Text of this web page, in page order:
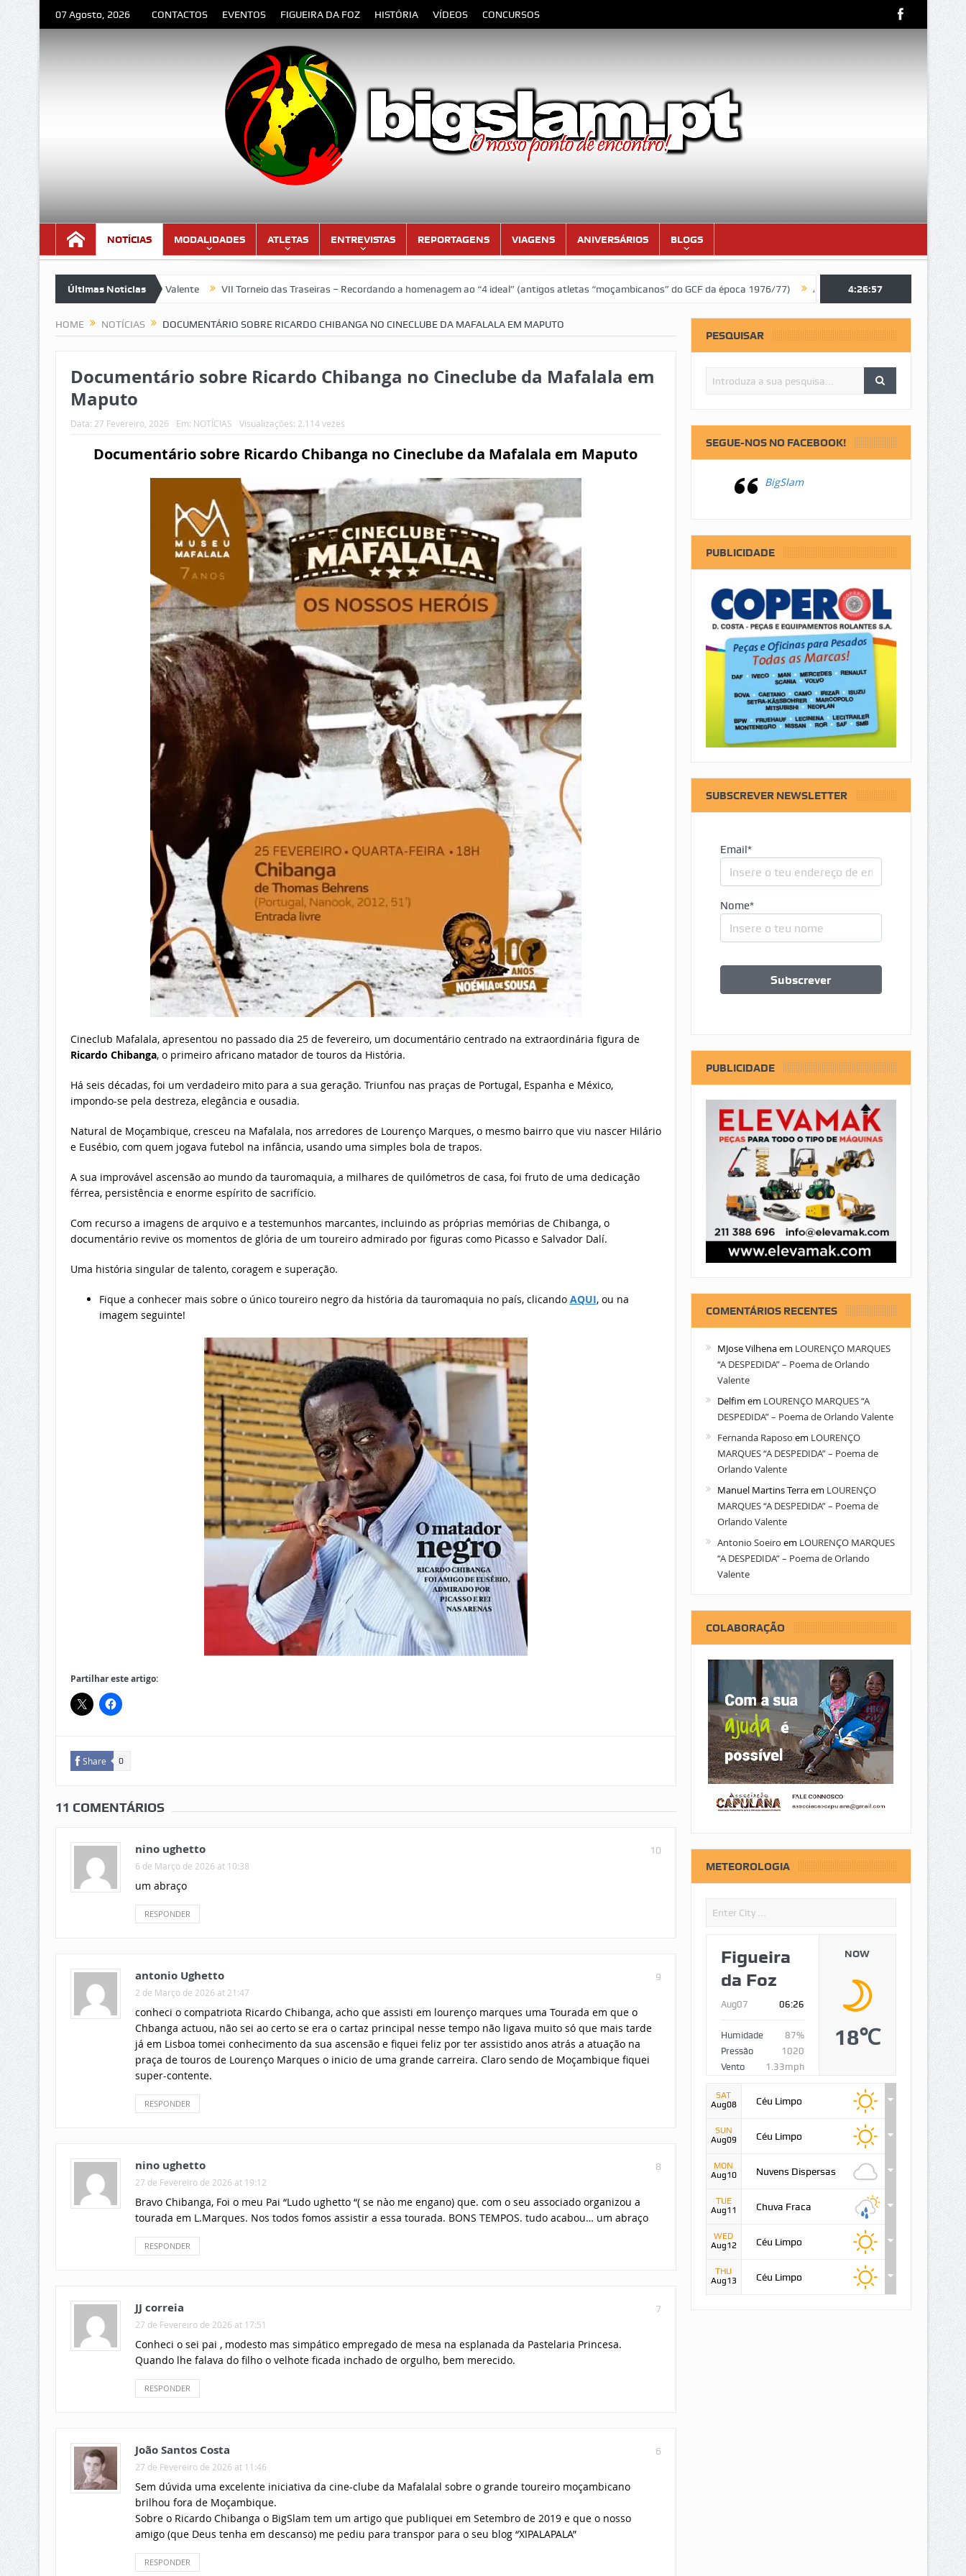
07 Agosto, 2026 CONTACTOS EVENTOS FIGUEIRA DA FOZ HISTÓRIA VÍDEOS CONCURSOS
NOTÍCIAS MODALIDADES ATLETAS ENTREVISTAS REPORTAGENS VIAGENS ANIVERSÁRIOS BLOGS
Últimas Notícias
– Poema de Orlando Valente VII Torneio das Traseiras – Recordando a homenagem ao “4 ideal” (antigos atletas “moçambicanos” do GCF da época 1976/77) Aniversariantes do mês de AGOSTO de 2026
4:26:58
HOME NOTÍCIAS DOCUMENTÁRIO SOBRE RICARDO CHIBANGA NO CINECLUBE DA MAFALALA EM MAPUTO
Documentário sobre Ricardo Chibanga no Cineclube da Mafalala em
Maputo
Data: 27 Fevereiro, 2026 Em: NOTÍCIAS Visualizações: 2.114 vezes
Documentário sobre Ricardo Chibanga no Cineclube da Mafalala em Maputo
Cineclub Mafalala, apresentou no passado dia 25 de fevereiro, um documentário centrado na extraordinária figura de
Ricardo Chibanga, o primeiro africano matador de touros da História.
Há seis décadas, foi um verdadeiro mito para a sua geração. Triunfou nas praças de Portugal, Espanha e México,
impondo-se pela destreza, elegância e ousadia.
Natural de Moçambique, cresceu na Mafalala, nos arredores de Lourenço Marques, o mesmo bairro que viu nascer Hilário
e Eusébio, com quem jogava futebol na infância, usando uma simples bola de trapos.
A sua improvável ascensão ao mundo da tauromaquia, a milhares de quilómetros de casa, foi fruto de uma dedicação
férrea, persistência e enorme espírito de sacrifício.
Com recurso a imagens de arquivo e a testemunhos marcantes, incluindo as próprias memórias de Chibanga, o
documentário revive os momentos de glória de um toureiro admirado por figuras como Picasso e Salvador Dalí.
Uma história singular de talento, coragem e superação.
Fique a conhecer mais sobre o único toureiro negro da história da tauromaquia no país, clicando AQUI, ou na
imagem seguinte!
Partilhar este artigo:
Share 0
11 COMENTÁRIOS
10
nino ughetto
6 de Março de 2026 at 10:38
um abraço
RESPONDER
9
antonio Ughetto
2 de Março de 2026 at 21:47
conheci o compatriota Ricardo Chibanga, acho que assisti em lourenço marques uma Tourada em que o
Chbanga actuou, não sei ao certo se era o cartaz principal nesse tempo não ligava muito só que mais tarde
já em Lisboa tomei conhecimento da sua ascensão e fiquei feliz por ter assistido anos atrás a atuação na
praça de touros de Lourenço Marques o inicio de uma grande carreira. Claro sendo de Moçambique fiquei
super-contente.
RESPONDER
8
nino ughetto
27 de Fevereiro de 2026 at 19:12
Bravo Chibanga, Foi o meu Pai “Ludo ughetto “( se nào me engano) que. com o seu associado organizou a
tourada em L.Marques. Nos todos fomos assistir a essa tourada. BONS TEMPOS. tudo acabou… um abraço
RESPONDER
7
JJ correia
27 de Fevereiro de 2026 at 17:51
Conheci o sei pai , modesto mas simpático empregado de mesa na esplanada da Pastelaria Princesa.
Quando lhe falava do filho o velhote ficada inchado de orgulho, bem merecido.
RESPONDER
6
João Santos Costa
27 de Fevereiro de 2026 at 11:46
Sem dúvida uma excelente iniciativa da cine-clube da Mafalalal sobre o grande toureiro moçambicano
brilhou fora de Moçambique.
Sobre o Ricardo Chibanga o BigSlam tem um artigo que publiquei em Setembro de 2019 e que o nosso
amigo (que Deus tenha em descanso) me pediu para transpor para o seu blog “XIPALAPALA”
RESPONDER
PESQUISAR
SEGUE-NOS NO FACEBOOK!
BigSlam
PUBLICIDADE
SUBSCREVER NEWSLETTER
Email*
Nome*
PUBLICIDADE
COMENTÁRIOS RECENTES
MJose Vilhenaem LOURENÇO MARQUES
“A DESPEDIDA” – Poema de Orlando
Valente
Delfim em LOURENÇO MARQUES “A
DESPEDIDA” – Poema de Orlando Valente
Fernanda Raposo em LOURENÇO
MARQUES “A DESPEDIDA” – Poema de
Orlando Valente
Manuel Martins Terraem LOURENÇO
MARQUES “A DESPEDIDA” – Poema de
Orlando Valente
Antonio Soeiro em LOURENÇO MARQUES
“A DESPEDIDA” – Poema de Orlando
Valente
COLABORAÇÃO
METEOROLOGIA
Figueira
da Foz
Aug07 06:26
Humidade
87%
Pressão
1020
Vento
1.33mph
NOW
18℃
SAT
Aug08
Céu Limpo
SUN
Aug09
Céu Limpo
MON
Aug10
Nuvens Dispersas
TUE
Aug11
Chuva Fraca
WED
Aug12
Céu Limpo
THU
Aug13
Céu Limpo